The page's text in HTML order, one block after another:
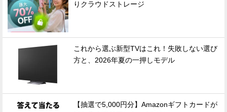
りクラウドストレージ
これから選ぶ新型TVはこれ！失敗しない選び
方と、2026年夏の一押しモデル
【抽選で5,000円分】Amazonギフトカードが